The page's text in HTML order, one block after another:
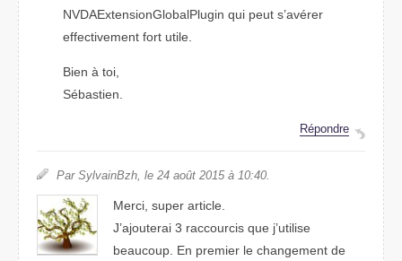
NVDAExtensionGlobalPlugin qui peut s’avérer
effectivement fort utile.
Bien à toi,
Sébastien.
Répondre
Par SylvainBzh, le 24 août 2015 à 10:40.
Merci, super article.
J’ajouterai 3 raccourcis que j’utilise
beaucoup. En premier le changement de